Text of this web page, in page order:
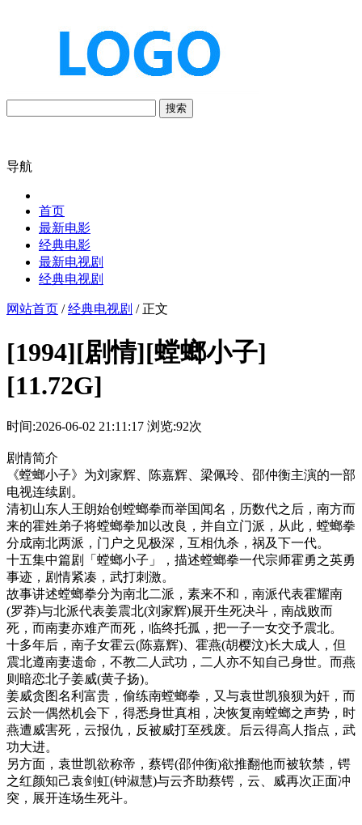
搜索
导航
首页
最新电影
经典电影
最新电视剧
经典电视剧
网站首页 /经典电视剧 / 正文
[1994][剧情][螳螂小子]
[11.72G]
时间:2026-06-02 21:11:17 浏览:92次
剧情简介
《螳螂小子》为刘家辉、陈嘉辉、梁佩玲、邵仲衡主演的一部
电视连续剧。
清初山东人王朗始创螳螂拳而举国闻名，历数代之后，南方而
来的霍姓弟子将螳螂拳加以改良，并自立门派，从此，螳螂拳
分成南北两派，门户之见极深，互相仇杀，祸及下一代。
十五集中篇剧「螳螂小子」，描述螳螂拳一代宗师霍勇之英勇
事迹，剧情紧凑，武打刺激。
故事讲述螳螂拳分为南北二派，素来不和，南派代表霍耀南
(罗莽)与北派代表姜震北(刘家辉)展开生死决斗，南战败而
死，而南妻亦难产而死，临终托孤，把一子一女交予震北。
十多年后，南子女霍云(陈嘉辉)、霍燕(胡樱汶)长大成人，但
震北遵南妻遗命，不教二人武功，二人亦不知自己身世。而燕
则暗恋北子姜威(黄子扬)。
姜威贪图名利富贵，偷练南螳螂拳，又与袁世凯狼狈为奸，而
云於一偶然机会下，得悉身世真相，决恢复南螳螂之声势，时
燕遭威害死，云报仇，反被威打至残废。后云得高人指点，武
功大进。
另方面，袁世凯欲称帝，蔡锷(邵仲衡)欲推翻他而被软禁，锷
之红颜知己袁剑虹(钟淑慧)与云齐助蔡锷，云、威再次正面冲
突，展开连场生死斗。